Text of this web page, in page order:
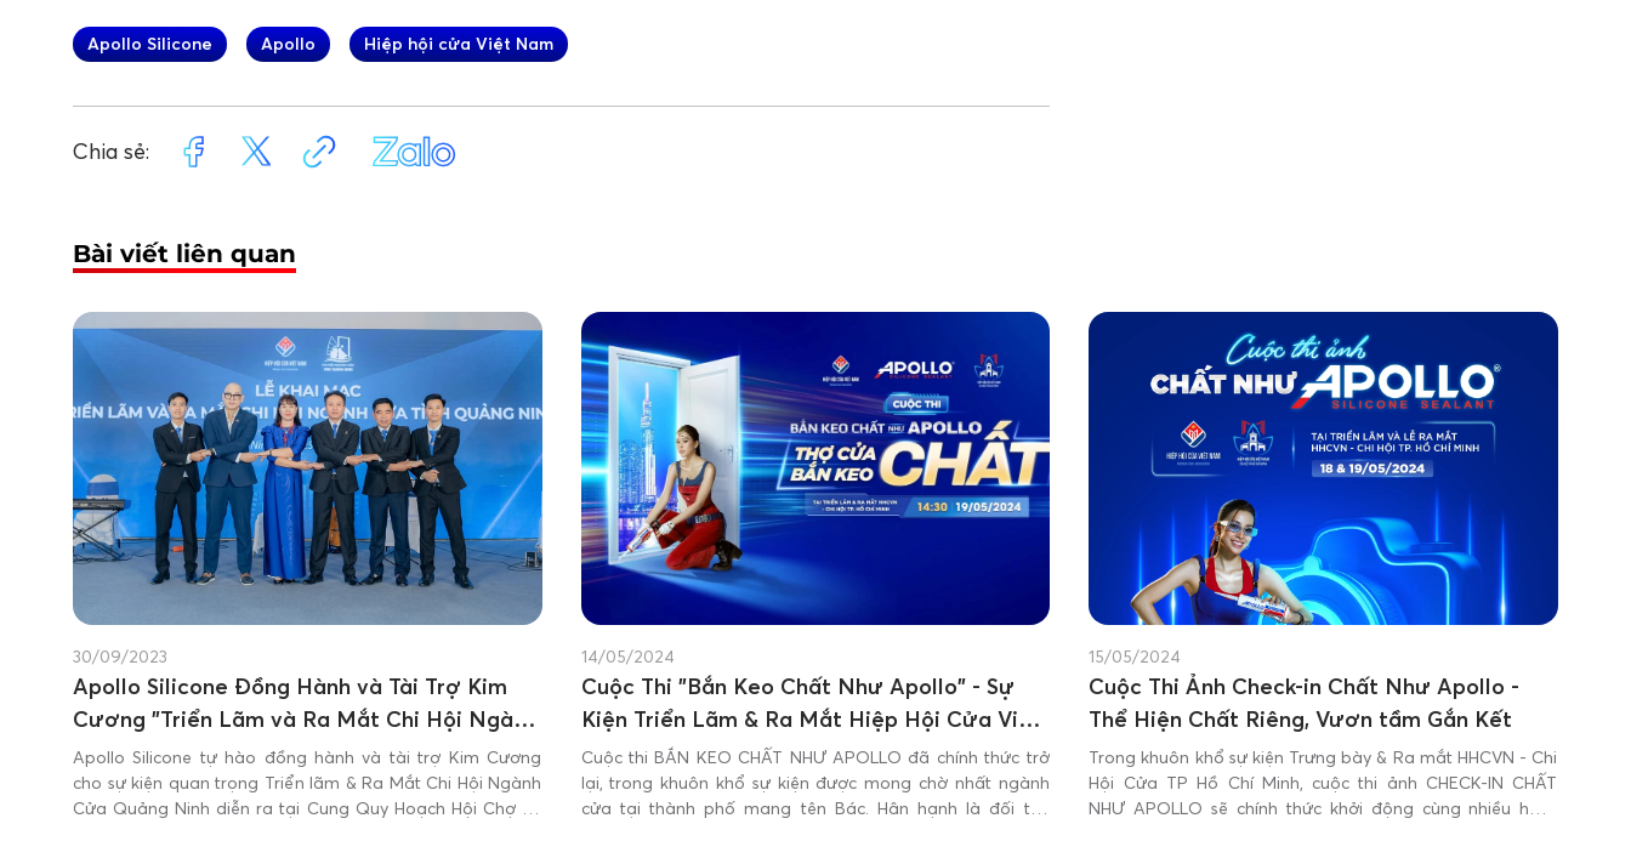
Apollo Silicone Apollo Hiệp hội cửa Việt Nam
Chia sẻ:
Bài viết liên quan
30/09/2023
Apollo Silicone Đồng Hành và Tài Trợ Kim
Cương "Triển Lãm và Ra Mắt Chi Hội Ngành
Cửa Tỉnh Quảng Ninh"
Apollo Silicone tự hào đồng hành và tài trợ Kim Cương
cho sự kiện quan trọng Triển lãm & Ra Mắt Chi Hội Ngành
Cửa Quảng Ninh diễn ra tại Cung Quy Hoạch Hội Chợ và
14/05/2024
Cuộc Thi "Bắn Keo Chất Như Apollo" - Sự
Kiện Triển Lãm & Ra Mắt Hiệp Hội Cửa Việt
Nam - Chi Hội TP.HCM
Cuộc thi BẮN KEO CHẤT NHƯ APOLLO đã chính thức trở
lại, trong khuôn khổ sự kiện được mong chờ nhất ngành
cửa tại thành phố mang tên Bác. Hân hạnh là đối tác
15/05/2024
Cuộc Thi Ảnh Check-in Chất Như Apollo -
Thể Hiện Chất Riêng, Vươn tầm Gắn Kết
Trong khuôn khổ sự kiện Trưng bày & Ra mắt HHCVN - Chi
Hội Cửa TP Hồ Chí Minh, cuộc thi ảnh CHECK-IN CHẤT
NHƯ APOLLO sẽ chính thức khởi động cùng nhiều hoạt